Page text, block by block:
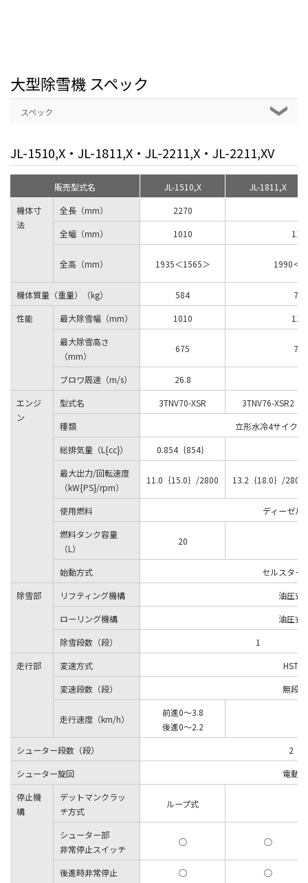
大型除雪機 スペック
スペック
JL-1510,X・JL-1811,X・JL-2211,X・JL-2211,XV
販売型式名 JL-1510,X
JL-1811,X
機体寸
法
全長（mm）
2270
全幅（mm）
1010
全高（mm） 1935＜1565＞ 1990＜
機体質量（重量）（kg） 584
750
性能
最大除雪幅（mm） 1010
最大除雪高さ
（mm）
675 715
ブロワ周速（m/s）
26.8
エンジ
ン
型式名 3TNV70-XSR
3TNV76-XSR2
種類
立形水冷4サイク
総排気量（L{cc}）
0.854｛854｝
最大出力/回転速度
（kW{PS}/rpm）
11.0｛15.0｝/2800 13.2｛18.0｝/2800
使用燃料
ディーゼル
燃料タンク容量
（L）
20
始動方式
セルスター
除雪部
リフティング機構
油圧式
ローリング機構
油圧式
除雪段数（段）
1
走行部
変速方式
HST
変速段数（段）
無段
走行速度（km/h）
前進0～3.8
後進0～2.2
シューター段数（段）
2
シューター旋回
電動
停止機
構
デットマンクラッ
チ方式
ループ式
シューター部
非常停止スイッチ
○ ○
後進時非常停止 ○ ○